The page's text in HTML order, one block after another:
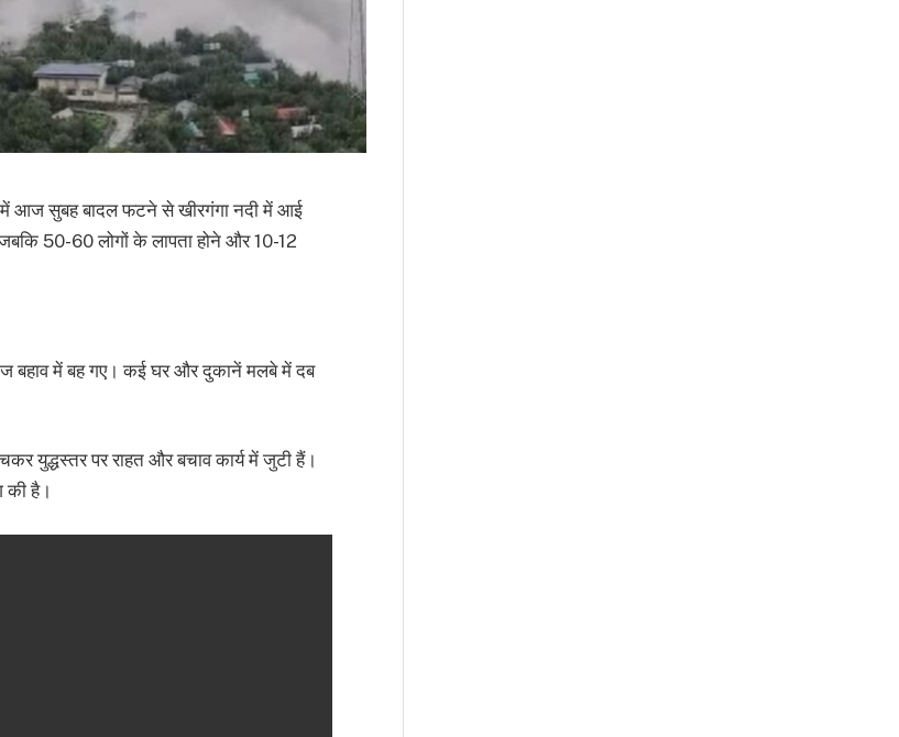
में आज सुबह बादल फटने से खीरगंगा नदी में आई
जबकि 50-60 लोगों के लापता होने और 10-12
बहाव में बह गए। कई घर और दुकानें मलबे में दब
युद्धस्तर पर राहत और बचाव कार्य में जुटी हैं।
की है।